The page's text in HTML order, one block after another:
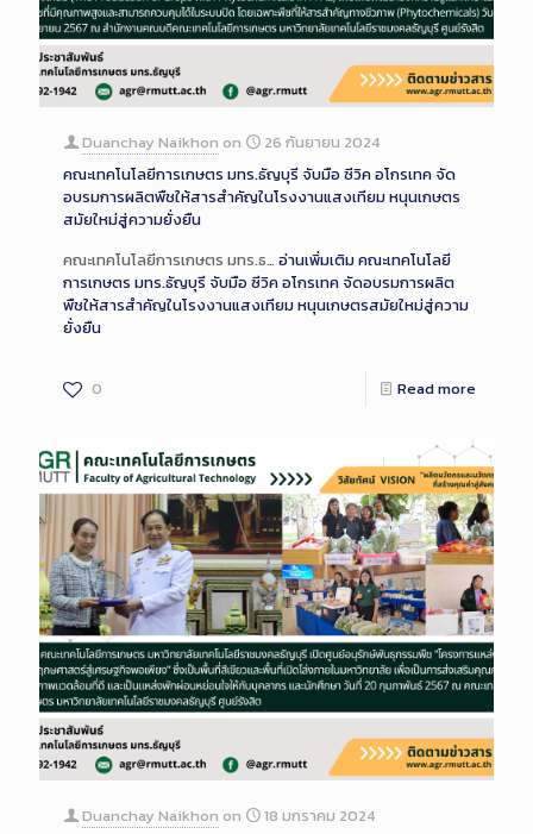
Duanchay Naikhon on
26 กันยายน 2024
คณะเทคโนโลยีการเกษตร มทร.ธัญบุรี จับมือ ซีวิค อโกรเทค จัด
อบรมการผลิตพืชให้สารสำคัญในโรงงานแสงเทียม หนุนเกษตร
สมัยใหม่สู่ความยั่งยืน
คณะเทคโนโลยีการเกษตร มทร.ธ… อ่านเพิ่มเติมคณะเทคโนโลยี
การเกษตร มทร.ธัญบุรี จับมือ ซีวิค อโกรเทค จัดอบรมการผลิต
พืชให้สารสำคัญในโรงงานแสงเทียม หนุนเกษตรสมัยใหม่สู่ความ
ยั่งยืน
0 Read more
Duanchay Naikhon on
18 มกราคม 2024